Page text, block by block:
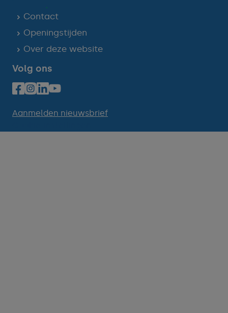
Contact
Openingstijden
Over deze website
Volg ons
Aanmelden nieuwsbrief